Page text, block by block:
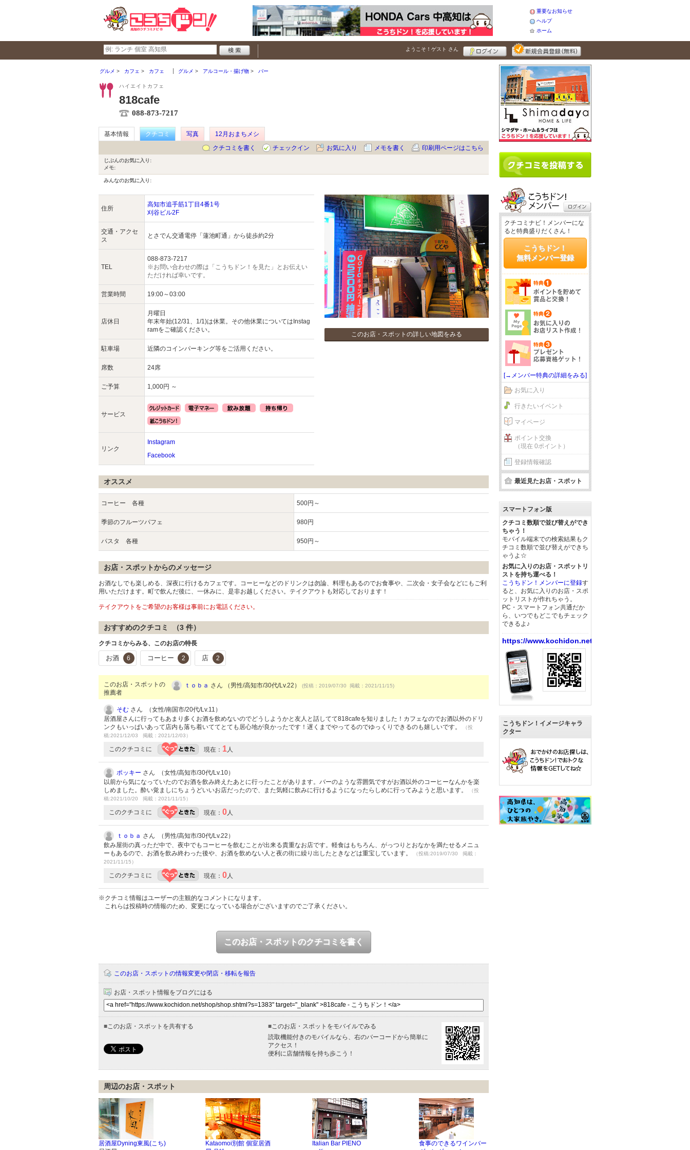
重要なお知らせ
ヘルプ
ホーム
ようこそ！ ゲスト さん
グルメ カフェ カフェ グルメ アルコール・揚げ物 バー
ハイエイトカフェ
818cafe
088-873-7217
基本情報 クチコミ 写真
12月おまちメシ
クチコミを書く
チェックイン お気に入り メモを書く 印刷用ページはこちら
じぶんのお気に入り:
メモ:
みんなのお気に入り:
住所
高知市追手筋1丁目4番1号
刈谷ビル2F
交通・アクセ
ス
とさでん交通電停「蓮池町通」から徒歩約2分
TEL
088-873-7217
※お問い合わせの際は「こうちドン！を見た」とお伝えい
ただければ幸いです。
営業時間 19:00～03:00
店休日
月曜日
年末年始(12/31、1/1)は休業。その他休業についてはInstag
ramをご確認ください。
駐車場 近隣のコインパーキング等をご活用ください。
席数 24席
ご予算 1,000円 ～
サービス
リンク
Instagram
Facebook
このお店・スポットの詳しい地図をみる
オススメ
コーヒー 各種 500円～
季節のフルーツパフェ 980円
パスタ 各種 950円～
お店・スポットからのメッセージ
お酒なしでも楽しめる、深夜に行けるカフェです。コーヒーなどのドリンクは勿論、料理もあるのでお食事や、二次会・女子会などにもご利
用いただけます。町で飲んだ後に、一休みに、是非お越しください。テイクアウトも対応しております！
テイクアウトをご希望のお客様は事前にお電話ください。
おすすめのクチコミ （3 件）
クチコミからみる、このお店の特長
お酒 6 コーヒー 2 店 2
このお店・スポットの
推薦者
ｔｏｂａ さん （男性/高知市/30代/Lv.22） (投稿：2019/07/30 掲載：2021/11/15)
そむ さん （女性/南国市/20代/Lv.11）
居酒屋さんに行ってもあまり多くお酒を飲めないのでどうしようかと友人と話してて818cafeを知りました！カフェなのでお酒以外のドリ
ンクもいっぱいあって店内も落ち着いててとても居心地が良かったです！遅くまでやってるのでゆっくりできるのも嬉しいです。
（投
稿:2021/12/03 掲載：2021/12/03）
このクチコミに 現在： 1 人
ポッキー さん （女性/高知市/30代/Lv.10）
以前から気になっていたのでお酒を飲み終えたあとに行ったことがあります。バーのような雰囲気ですがお酒以外のコーヒーなんかを楽
しめました。酔い覚ましにちょうどいいお店だったので、また気軽に飲みに行けるようになったらしめに行ってみようと思います。
（投
稿:2021/10/20 掲載：2021/11/15）
このクチコミに 現在： 0 人
ｔｏｂａ さん （男性/高知市/30代/Lv.22）
飲み屋街の真っただ中で、夜中でもコーヒーを飲むことが出来る貴重なお店です。軽食はもちろん、がっつりとおなかを満たせるメニュ
ーもあるので、お酒を飲み終わった後や、お酒を飲めない人と夜の街に繰り出したときなどは重宝しています。
（投稿:2019/07/30 掲載：
2021/11/15）
このクチコミに 現在： 0 人
※クチコミ情報はユーザーの主観的なコメントになります。
これらは投稿時の情報のため、変更になっている場合がございますのでご了承ください。
このお店・スポットのクチコミを書く
このお店・スポットの情報変更や閉店・移転を報告
お店・スポット情報をブログにはる
■ このお店・スポットを共有する ■ このお店・スポットをモバイルでみる
読取機能付きのモバイルなら、右のバーコードから簡単に
アクセス！
便利に店舗情報を持ち歩こう！
周辺のお店・スポット
居酒屋Dyning東風(こち)
Kataomoi別館 個室居酒
Italian Bar PIENO
食事のできるワインバー
クチコミナビ！メンバーにな
ると特典盛りだくさん！
こうちドン！
無料メンバー登録
[→メンバー特典の詳細をみる]
お気に入り
行きたいイベント
マイページ
ポイント交換
（現在 0ポイント）
登録情報確認
最近見たお店・スポット
スマートフォン版
クチコミ数順で並び替えができ
ちゃう！
モバイル端末での検索結果もク
チコミ数順で並び替えができち
ゃうよ☆
お気に入りのお店・スポットリ
ストを持ち運べる！
こうちドン！メンバーに登録す
ると、お気に入りのお店・スポ
ットリストが作れちゃう。
PC・スマートフォン共通だか
ら、いつでもどこでもチェック
できるよ♪
https://www.kochidon.net/
こうちドン！イメージキャラ
クター